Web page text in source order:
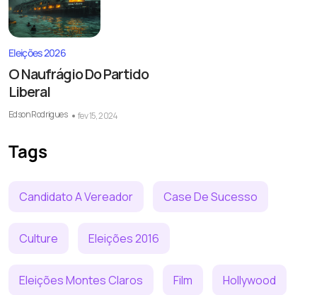
Eleições 2026
O Naufrágio Do Partido
Liberal
Edson Rodrigues fev 15, 2024
Tags
Candidato A Vereador Case De Sucesso
Culture Eleições 2016
Eleições Montes Claros Film Hollywood